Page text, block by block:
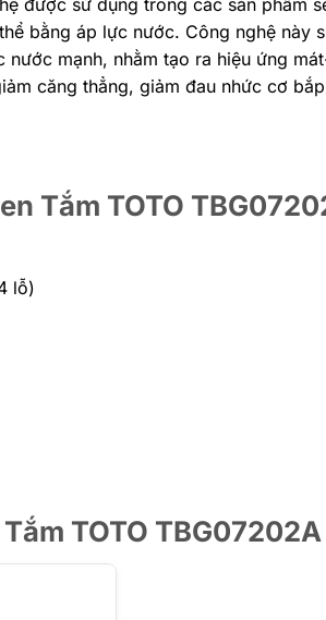
bằng áp lực nước. Công nghệ này
mạnh, nhằm tạo ra hiệu ứng
căng thẳng, giảm đau nhức cơ
Tắm TOTO
lỗ)
TOTO TBG07202A